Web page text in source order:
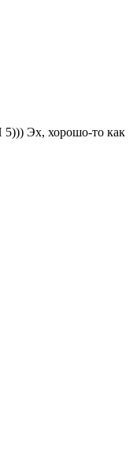
5))) Эх, хорошо-то как